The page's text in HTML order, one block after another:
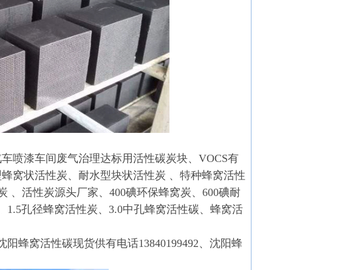
喷漆车间废气治理达标用活性碳炭块、VOCS有
窝状活性炭、耐水型块状活性炭 、特种蜂窝活性
、活性炭源头厂家、400碘环保蜂窝炭、600碘耐
1.5孔径蜂窝活性炭、3.0中孔蜂窝活性碳、蜂窝活
阳蜂窝活性碳现货供有电话13840199492、沈阳蜂